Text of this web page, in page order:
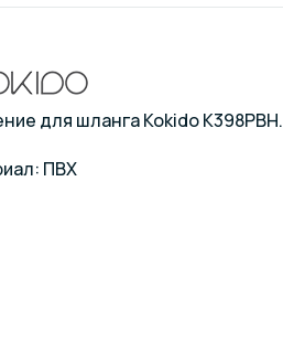
для шланга Kokido K398PBH.
ПВХ